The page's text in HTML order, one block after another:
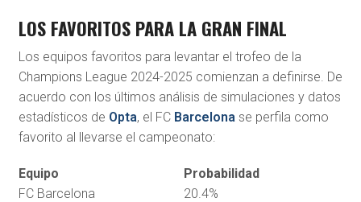
LOS FAVORITOS PARA LA GRAN FINAL
Los equipos favoritos para levantar el trofeo de la
Champions League 2024-2025 comienzan a definirse. De
acuerdo con los últimos análisis de simulaciones y datos
estadísticos de Opta, el FC Barcelona se perfila como
favorito al llevarse el campeonato:
Equipo
Probabilidad
FC Barcelona
20.4%